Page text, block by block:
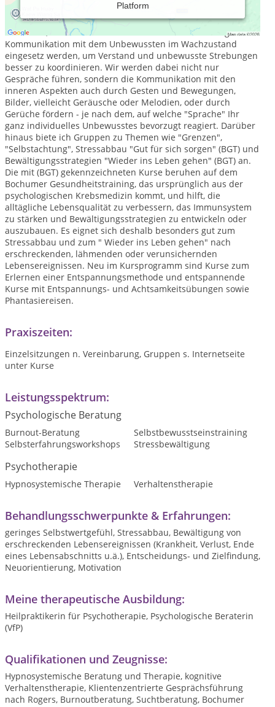
Platform
Mein therapeutischer Schwerpunkt liegt in der
hypnosystemischen Einzel- und Gruppentherapie. Das ist ein
Verfahren, bei dem die inneren Bilder und Vorstellungen zur
Kommunikation mit dem Unbewussten im Wachzustand
eingesetz werden, um Verstand und unbewusste Strebungen
besser zu koordinieren. Wir werden dabei nicht nur
Gespräche führen, sondern die Kommunikation mit den
inneren Aspekten auch durch Gesten und Bewegungen,
Bilder, vielleicht Geräusche oder Melodien, oder durch
Gerüche fördern - je nach dem, auf welche "Sprache" Ihr
ganz individuelles Unbewusstes bevorzugt reagiert. Darüber
hinaus biete ich Gruppen zu Themen wie "Grenzen",
"Selbstachtung", Stressabbau "Gut für sich sorgen" (BGT) und
Bewältigungsstrategien "Wieder ins Leben gehen" (BGT) an.
Die mit (BGT) gekennzeichneten Kurse beruhen auf dem
Bochumer Gesundheitstraining, das ursprünglich aus der
psychologischen Krebsmedizin kommt, und hilft, die
alltägliche Lebensqualität zu verbessern, das Immunsystem
zu stärken und Bewältigungsstrategien zu entwickeln oder
auszubauen. Es eignet sich deshalb besonders gut zum
Stressabbau und zum " Wieder ins Leben gehen" nach
erschreckenden, lähmenden oder verunsichernden
Lebensereignissen. Neu im Kursprogramm sind Kurse zum
Erlernen einer Entspannungsmethode und entspannende
Kurse mit Entspannungs- und Achtsamkeitsübungen sowie
Phantasiereisen.
Praxiszeiten:
Einzelsitzungen n. Vereinbarung, Gruppen s. Internetseite
unter Kurse
Leistungsspektrum:
Psychologische Beratung
Burnout-Beratung
Selbstbewusstseinstraining
Selbsterfahrungsworkshops
Stressbewältigung
Psychotherapie
Hypnosystemische Therapie Verhaltenstherapie
Behandlungsschwerpunkte & Erfahrungen:
geringes Selbstwertgefühl, Stressabbau, Bewältigung von
erschreckenden Lebensereignissen (Krankheit, Verlust, Ende
eines Lebensabschnitts u.ä.), Entscheidungs- und Zielfindung,
Neuorientierung, Motivation
Meine therapeutische Ausbildung:
Heilpraktikerin für Psychotherapie, Psychologische Beraterin
(VfP)
Qualifikationen und Zeugnisse:
Hypnosystemische Beratung und Therapie, kognitive
Verhaltenstherapie, Klientenzentrierte Gesprächsführung
nach Rogers, Burnoutberatung, Suchtberatung, Bochumer